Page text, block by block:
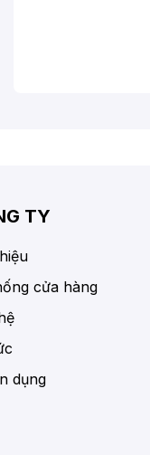
1. Tìm
• Túi có thể
• Bên cạnh đó,
Việc cất giữ đồ
2. Phân
TY
cửa hàng
dụng